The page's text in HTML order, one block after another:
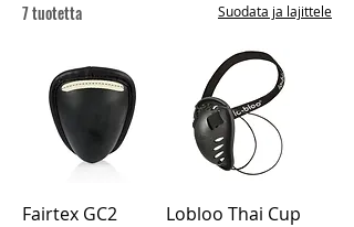
7 tuotetta Suodata ja lajittele
Fairtex GC2
Lobloo Thai Cup